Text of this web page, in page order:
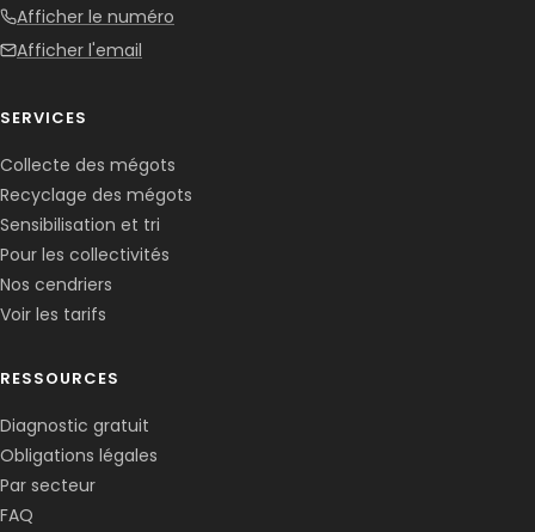
Afficher le numéro
Afficher l'email
SERVICES
Collecte des mégots
Recyclage des mégots
Sensibilisation et tri
Pour les collectivités
Nos cendriers
Voir les tarifs
RESSOURCES
Diagnostic gratuit
Obligations légales
Par secteur
FAQ
Corentin · Easy to Change